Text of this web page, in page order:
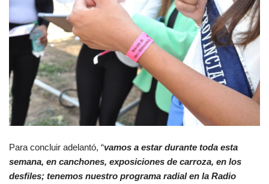
Para concluir adelantó, “vamos a estar durante toda esta
semana, en canchones, exposiciones de carroza, en los
desfiles; tenemos nuestro programa radial en la Radio